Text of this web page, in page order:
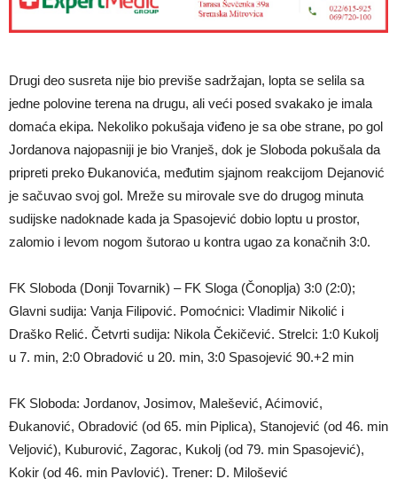
Drugi deo susreta nije bio previše sadržajan, lopta se selila sa
jedne polovine terena na drugu, ali veći posed svakako je imala
domaća ekipa. Nekoliko pokušaja viđeno je sa obe strane, po gol
Jordanova najopasniji je bio Vranješ, dok je Sloboda pokušala da
pripreti preko Đukanovića, međutim sjajnom reakcijom Dejanović
je sačuvao svoj gol. Mreže su mirovale sve do drugog minuta
sudijske nadoknade kada ja Spasojević dobio loptu u prostor,
zalomio i levom nogom šutorao u kontra ugao za konačnih 3:0.
FK Sloboda (Donji Tovarnik) – FK Sloga (Čonoplja) 3:0 (2:0);
Glavni sudija: Vanja Filipović. Pomoćnici: Vladimir Nikolić i
Draško Relić. Četvrti sudija: Nikola Čekičević. Strelci: 1:0 Kukolj
u 7. min, 2:0 Obradović u 20. min, 3:0 Spasojević 90.+2 min
FK Sloboda: Jordanov, Josimov, Malešević, Aćimović,
Đukanović, Obradović (od 65. min Piplica), Stanojević (od 46. min
Veljović), Kuburović, Zagorac, Kukolj (od 79. min Spasojević),
Kokir (od 46. min Pavlović). Trener: D. Milošević